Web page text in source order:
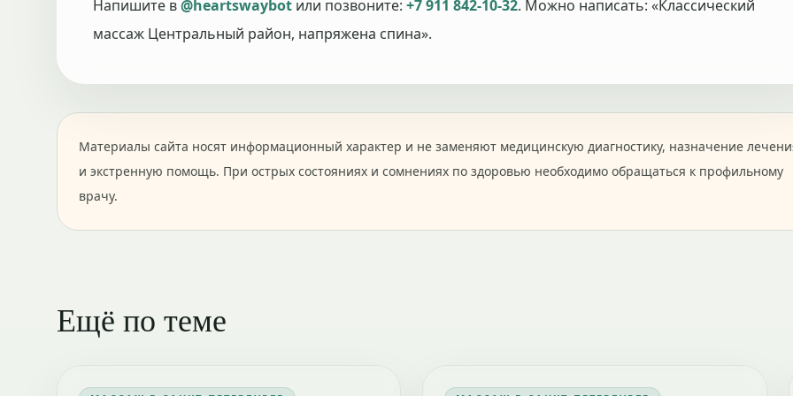
Напишите в@heartswaybot или позвоните: +7 911 842-10-32. Можно написать: «Классический
массаж Центральный район, напряжена спина».
Материалы сайта носят информационный характер и не заменяют медицинскую диагностику, назначение
и экстренную помощь. При острых состояниях и сомнениях по здоровью необходимо обращаться к профильному
врачу.
Ещё по теме